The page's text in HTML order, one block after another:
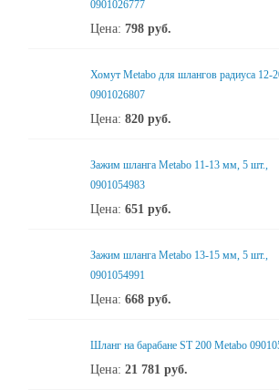
0901026777
Цена: 798 руб.
Хомут Metabo для шлангов радиуса 12-
0901026807
Цена: 820 руб.
Зажим шланга Metabo 11-13 мм, 5 шт.,
0901054983
Цена: 651 руб.
Зажим шланга Metabo 13-15 мм, 5 шт.,
0901054991
Цена: 668 руб.
Шланг на барабане ST 200 Metabo
Цена: 21 781 руб.